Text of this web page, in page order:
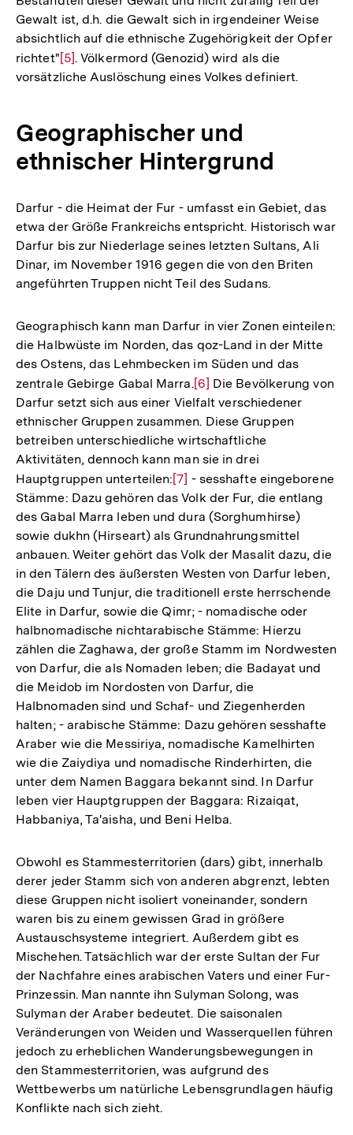
Gewalt ist, d.h. die Gewalt sich in irgendeiner Weise
absichtlich auf die ethnische Zugehörigkeit der Opfer
richtet"Zur
Auflösung
[5]. Völkermord (Genozid) wird als die
vorsätzliche Auslöschung eines Volkes definiert.
Geographischer und
ethnischer Hintergrund
Darfur - die Heimat der Fur - umfasst ein Gebiet, das
etwa der Größe Frankreichs entspricht. Historisch war
Darfur bis zur Niederlage seines letzten Sultans, Ali
Dinar, im November 1916 gegen die von den Briten
angeführten Truppen nicht Teil des Sudans.
Geographisch kann man Darfur in vier Zonen einteilen:
die Halbwüste im Norden, das qoz-Land in der Mitte
des Ostens, das Lehmbecken im Süden und das
zentrale Gebirge Gabal Marra.Zur
Auflösung
der
Fußnote
[6] Die Bevölkerung von
Darfur setzt sich aus einer Vielfalt verschiedener
ethnischer Gruppen zusammen. Diese Gruppen
betreiben unterschiedliche wirtschaftliche
Aktivitäten, dennoch kann man sie in drei
Hauptgruppen unterteilen:Zur
Auflösung
der
Fußnote
[7] - sesshafte eingeborene
Stämme: Dazu gehören das Volk der Fur, die entlang
des Gabal Marra leben und dura (Sorghumhirse)
sowie dukhn (Hirseart) als Grundnahrungsmittel
anbauen. Weiter gehört das Volk der Masalit dazu, die
in den Tälern des äußersten Westen von Darfur leben,
die Daju und Tunjur, die traditionell erste herrschende
Elite in Darfur, sowie die Qimr; - nomadische oder
halbnomadische nichtarabische Stämme: Hierzu
zählen die Zaghawa, der große Stamm im Nordwesten
von Darfur, die als Nomaden leben; die Badayat und
die Meidob im Nordosten von Darfur, die
Halbnomaden sind und Schaf- und Ziegenherden
halten; - arabische Stämme: Dazu gehören sesshafte
Araber wie die Messiriya, nomadische Kamelhirten
wie die Zaiydiya und nomadische Rinderhirten, die
unter dem Namen Baggara bekannt sind. In Darfur
leben vier Hauptgruppen der Baggara: Rizaiqat,
Habbaniya, Ta'aisha, und Beni Helba.
Obwohl es Stammesterritorien (dars) gibt, innerhalb
derer jeder Stamm sich von anderen abgrenzt, lebten
diese Gruppen nicht isoliert voneinander, sondern
waren bis zu einem gewissen Grad in größere
Austauschsysteme integriert. Außerdem gibt es
Mischehen. Tatsächlich war der erste Sultan der Fur
der Nachfahre eines arabischen Vaters und einer Fur-
Prinzessin. Man nannte ihn Sulyman Solong, was
Sulyman der Araber bedeutet. Die saisonalen
Veränderungen von Weiden und Wasserquellen führen
jedoch zu erheblichen Wanderungsbewegungen in
den Stammesterritorien, was aufgrund des
Wettbewerbs um natürliche Lebensgrundlagen häufig
Konflikte nach sich zieht.